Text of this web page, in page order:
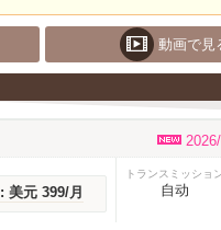
動画で見
: 美元 399/月
トランスミッショ
自动